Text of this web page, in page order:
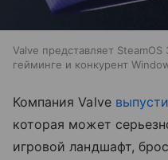
Valve представляет
гейминге и конкурент
Компания Valve
которая может
игровой ландшафт,